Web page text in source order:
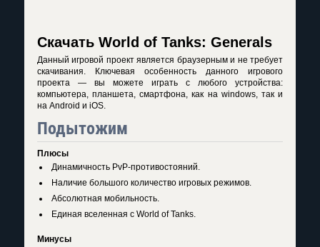
Скачать World of Tanks: Generals
Данный игровой проект является браузерным и не требует
скачивания. Ключевая особенность данного игрового
проекта — вы можете играть с любого устройства:
компьютера, планшета, смартфона, как на windows, так и
на Android и iOS.
Подытожим
Плюсы
Динамичность PvP-противостояний.
Наличие большого количество игровых режимов.
Абсолютная мобильность.
Единая вселенная с World of Tanks.
Минусы